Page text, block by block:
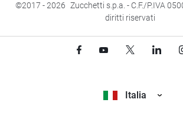
©2017- 2026 Zucchetti s.p.a. - C.F./P.IVA
diritti riservati
Italia